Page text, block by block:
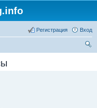
Вход
Регистрация